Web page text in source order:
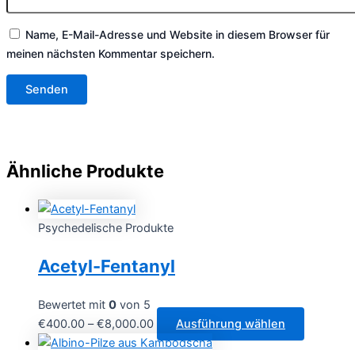
Name, E-Mail-Adresse und Website in diesem Browser für
meinen nächsten Kommentar speichern.
Ähnliche Produkte
Psychedelische Produkte
Acetyl-Fentanyl
Bewertet mit 0 von 5
€400.00 –€8,000.00Preisspanne:
€400.00
Ausführung wählen
Produkt